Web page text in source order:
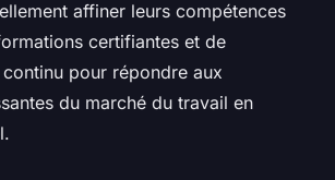
affiner leurs compétences
certifiantes et de
pour répondre aux
du marché du travail en